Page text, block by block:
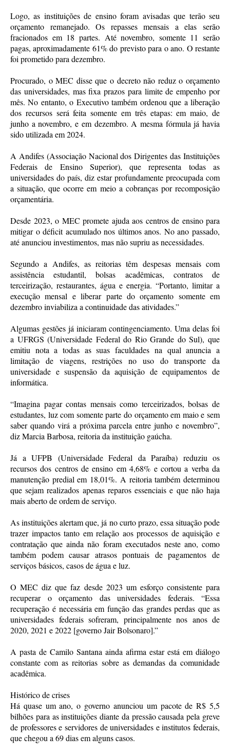
Logo, as instituições de ensino foram avisadas que terão seu
orçamento remanejado. Os repasses mensais a elas serão
fracionados em 18 partes. Até novembro, somente 11 serão
pagas, aproximadamente 61% do previsto para o ano. O restante
foi prometido para dezembro.
Procurado, o MEC disse que o decreto não reduz o orçamento
das universidades, mas fixa prazos para limite de empenho por
mês. No entanto, o Executivo também ordenou que a liberação
dos recursos será feita somente em três etapas: em maio, de
junho a novembro, e em dezembro. A mesma fórmula já havia
sido utilizada em 2024.
A Andifes (Associação Nacional dos Dirigentes das Instituições
Federais de Ensino Superior), que representa todas as
universidades do país, diz estar profundamente preocupada com
a situação, que ocorre em meio a cobranças por recomposição
orçamentária.
Desde 2023, o MEC promete ajuda aos centros de ensino para
mitigar o déficit acumulado nos últimos anos. No ano passado,
até anunciou investimentos, mas não supriu as necessidades.
Segundo a Andifes, as reitorias têm despesas mensais com
assistência estudantil, bolsas acadêmicas, contratos de
terceirização, restaurantes, água e energia. “Portanto, limitar a
execução mensal e liberar parte do orçamento somente em
dezembro inviabiliza a continuidade das atividades.”
Algumas gestões já iniciaram contingenciamento. Uma delas foi
a UFRGS (Universidade Federal do Rio Grande do Sul), que
emitiu nota a todas as suas faculdades na qual anuncia a
limitação de viagens, restrições no uso do transporte da
universidade e suspensão da aquisição de equipamentos de
informática.
“Imagina pagar contas mensais como terceirizados, bolsas de
estudantes, luz com somente parte do orçamento em maio e sem
saber quando virá a próxima parcela entre junho e novembro”,
diz Marcia Barbosa, reitoria da instituição gaúcha.
Já a UFPB (Universidade Federal da Paraíba) reduziu os
recursos dos centros de ensino em 4,68% e cortou a verba da
manutenção predial em 18,01%. A reitoria também determinou
que sejam realizados apenas reparos essenciais e que não haja
mais aberto de ordem de serviço.
As instituições alertam que, já no curto prazo, essa situação pode
trazer impactos tanto em relação aos processos de aquisição e
contratação que ainda não foram executados neste ano, como
também podem causar atrasos pontuais de pagamentos de
serviços básicos, casos de água e luz.
O MEC diz que faz desde 2023 um esforço consistente para
recuperar o orçamento das universidades federais. “Essa
recuperação é necessária em função das grandes perdas que as
universidades federais sofreram, principalmente nos anos de
2020, 2021 e 2022 [governo Jair Bolsonaro].”
A pasta de Camilo Santana ainda afirma estar está em diálogo
constante com as reitorias sobre as demandas da comunidade
acadêmica.
Histórico de crises
Há quase um ano, o governo anunciou um pacote de R$ 5,5
bilhões para as instituições diante da pressão causada pela greve
de professores e servidores de universidades e institutos federais,
que chegou a 69 dias em alguns casos.